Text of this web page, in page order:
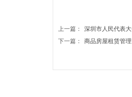
上一篇：
深圳市人民代表
下一篇：
商品房屋租赁管